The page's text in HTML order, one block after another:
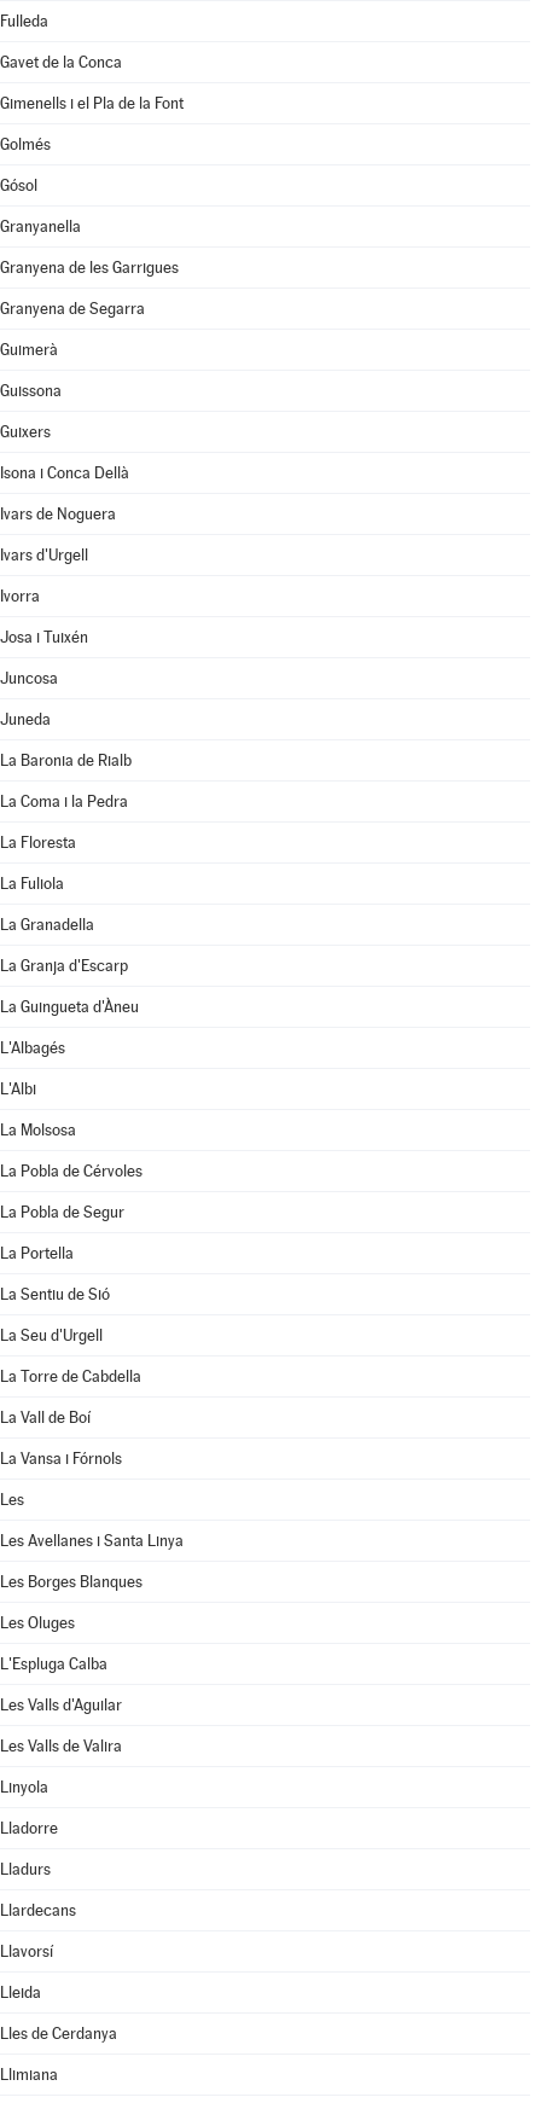
Fulleda
Gavet de la Conca
Gimenells i el Pla de la Font
Golmés
Gósol
Granyanella
Granyena de les Garrigues
Granyena de Segarra
Guimerà
Guissona
Guixers
Isona i Conca Dellà
Ivars de Noguera
Ivars d'Urgell
Ivorra
Josa i Tuixén
Juncosa
Juneda
La Baronia de Rialb
La Coma i la Pedra
La Floresta
La Fuliola
La Granadella
La Granja d'Escarp
La Guingueta d'Àneu
L'Albagés
L'Albi
La Molsosa
La Pobla de Cérvoles
La Pobla de Segur
La Portella
La Sentiu de Sió
La Seu d'Urgell
La Torre de Cabdella
La Vall de Boí
La Vansa i Fórnols
Les
Les Avellanes i Santa Linya
Les Borges Blanques
Les Oluges
L'Espluga Calba
Les Valls d'Aguilar
Les Valls de Valira
Linyola
Lladorre
Lladurs
Llardecans
Llavorsí
Lleida
Lles de Cerdanya
Llimiana